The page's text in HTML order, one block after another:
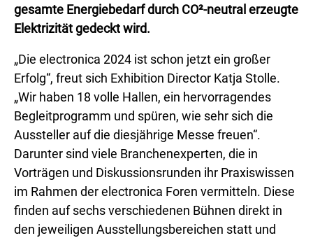
gesamte Energiebedarf durch CO²-neutral erzeugte
Elektrizität gedeckt wird.
„Die electronica 2024 ist schon jetzt ein großer
Erfolg“, freut sich Exhibition Director Katja Stolle.
„Wir haben 18 volle Hallen, ein hervorragendes
Begleitprogramm und spüren, wie sehr sich die
Aussteller auf die diesjährige Messe freuen“.
Darunter sind viele Branchenexperten, die in
Vorträgen und Diskussionsrunden ihr Praxiswissen
im Rahmen der electronica Foren vermitteln. Diese
finden auf sechs verschiedenen Bühnen direkt in
den jeweiligen Ausstellungsbereichen statt und